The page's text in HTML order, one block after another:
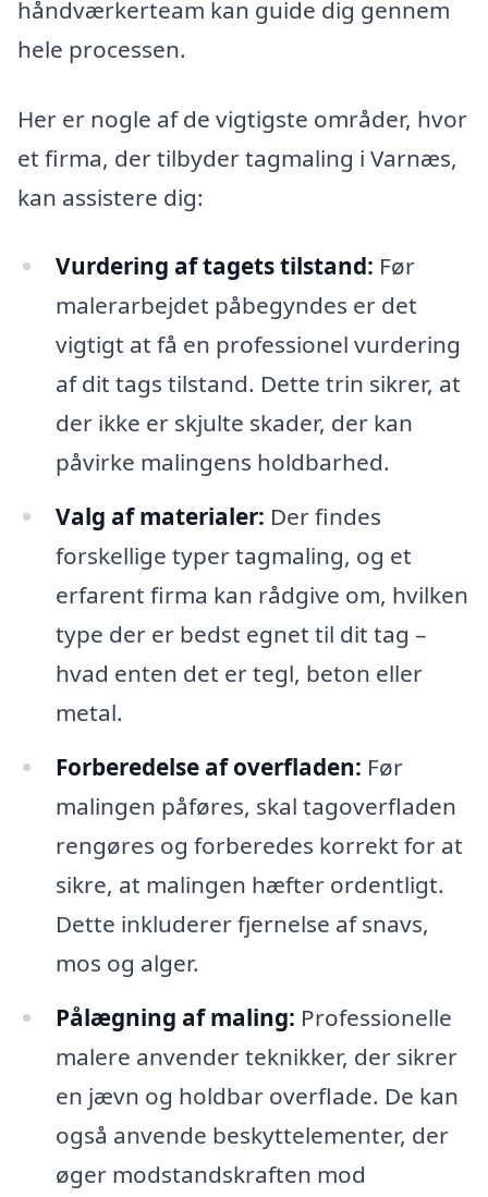
håndværkerteam kan guide dig gennem
hele processen.
Her er nogle af de vigtigste områder, hvor
et firma, der tilbyder tagmaling i Varnæs,
kan assistere dig:
Vurdering af tagets tilstand: Før
malerarbejdet påbegyndes er det
vigtigt at få en professionel vurdering
af dit tags tilstand. Dette trin sikrer, at
der ikke er skjulte skader, der kan
påvirke malingens holdbarhed.
Valg af materialer: Der findes
forskellige typer tagmaling, og et
erfarent firma kan rådgive om, hvilken
type der er bedst egnet til dit tag –
hvad enten det er tegl, beton eller
metal.
Forberedelse af overfladen: Før
malingen påføres, skal tagoverfladen
rengøres og forberedes korrekt for at
sikre, at malingen hæfter ordentligt.
Dette inkluderer fjernelse af snavs,
mos og alger.
Pålægning af maling: Professionelle
malere anvender teknikker, der sikrer
en jævn og holdbar overflade. De kan
også anvende beskyttelementer, der
øger modstandskraften mod